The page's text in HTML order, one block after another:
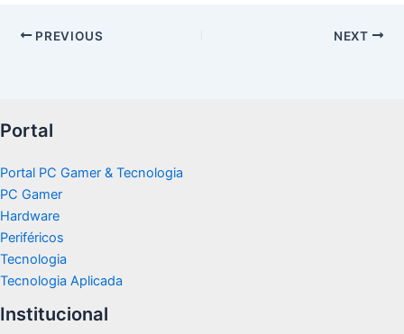
PREVIOUS NEXT
Portal
Portal PC Gamer & Tecnologia
PC Gamer
Hardware
Periféricos
Tecnologia
Tecnologia Aplicada
Institucional